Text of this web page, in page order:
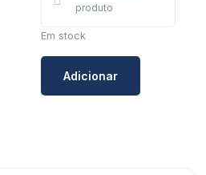
produto
Em stock
Adicionar